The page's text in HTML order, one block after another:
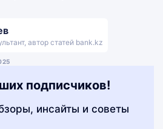
автор статей bank.kz
подписчиков!
инсайты и советы